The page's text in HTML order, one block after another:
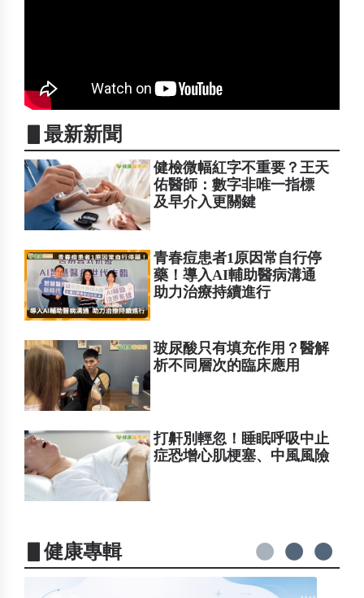
▋最新新聞
健檢微幅紅字不重要？王天
佑醫師：數字非唯一指標
及早介入更關鍵
青春痘患者1原因常自行停
藥！導入AI輔助醫病溝通
助力治療持續進行
玻尿酸只有填充作用？醫解
析不同層次的臨床應用
打鼾別輕忽！睡眠呼吸中止
症恐增心肌梗塞、中風風險
▋健康專輯